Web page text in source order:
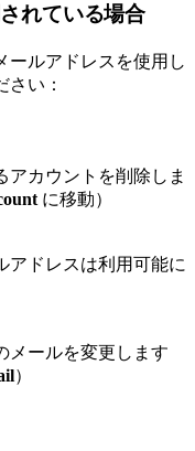
れている場合
ールアドレスを使用し
い：
アカウントを削除しま
に移動）
アドレスは利用可能に
メールを変更します
）